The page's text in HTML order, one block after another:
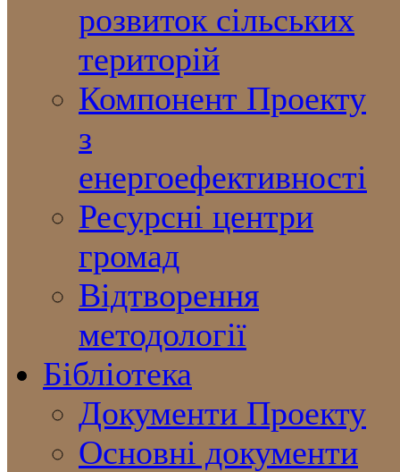
розвиток сільських
територій
Компонент Проекту
з
енергоефективності
Ресурсні центри
громад
Відтворення
методології
Бібліотека
Документи Проекту
Основні документи